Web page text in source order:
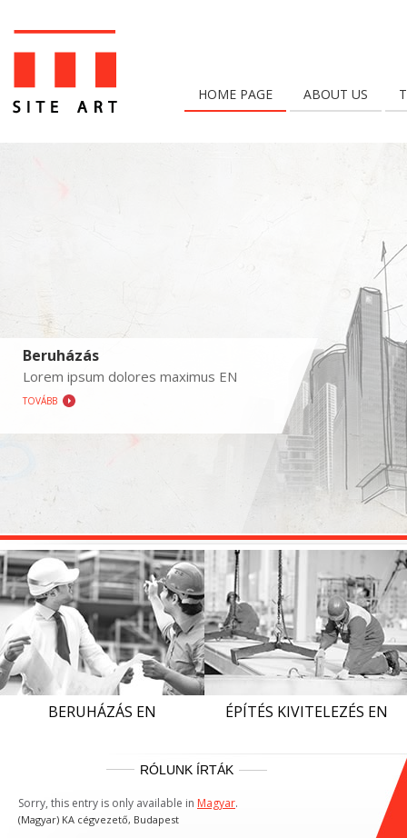
HOME PAGE ABOUT US
Beruházás
Lorem ipsum dolores maximus EN
TOVÁBB
BERUHÁZÁS EN ÉPÍTÉS KIVITELEZÉS EN
RÓLUNK ÍRTÁK
Sorry, this entry is only available in Magyar.
(Magyar) KA cégvezető, Budapest
Sorry,
(Magyar)